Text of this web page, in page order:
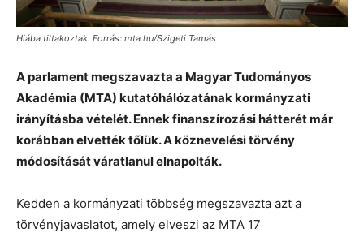
Hiába tiltakoztak. Forrás: mta.hu/Szigeti Tamás
A parlament megszavazta a Magyar Tudományos
Akadémia (MTA) kutatóhálózatának kormányzati
irányításba vételét. Ennek finanszírozási hátterét már
korábban elvették tőlük. A köznevelési törvény
módosítását váratlanul elnapolták.
Kedden a kormányzati többség megszavazta azt a
törvényjavaslatot, amely elveszi az MTA 17